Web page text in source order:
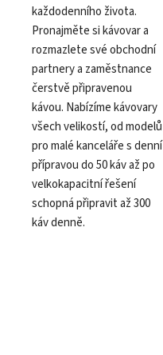
každodenního života.
Pronajměte si kávovar a
rozmazlete své obchodní
partnery a zaměstnance
čerstvě připravenou
kávou. Nabízíme kávovary
všech velikostí, od modelů
pro malé kanceláře s denní
přípravou do 50 káv až po
velkokapacitní řešení
schopná připravit až 300
káv denně.